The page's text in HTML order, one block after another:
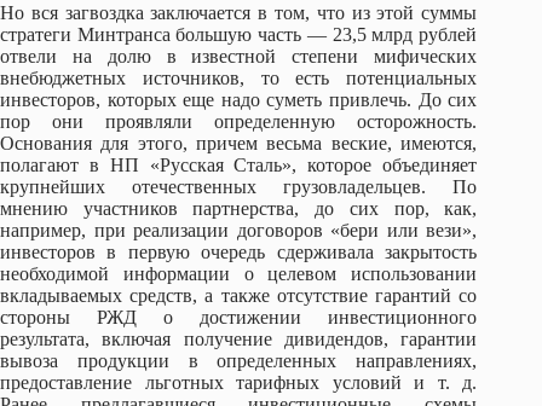
Но вся загвоздка заключается в том, что из этой суммы
стратеги Минтранса большую часть — 23,5 млрд рублей
отвели на долю в известной степени мифических
внебюджетных источников, то есть потенциальных
инвесторов, которых еще надо суметь привлечь. До сих
пор они проявляли определенную осторожность.
Основания для этого, причем весьма веские, имеются,
полагают в НП «Русская Сталь», которое объединяет
крупнейших отечественных грузовладельцев. По
мнению участников партнерства, до сих пор, как,
например, при реализации договоров «бери или вези»,
инвесторов в первую очередь сдерживала закрытость
необходимой информации о целевом использовании
вкладываемых средств, а также отсутствие гарантий со
стороны РЖД о достижении инвестиционного
результата, включая получение дивидендов, гарантии
вывоза продукции в определенных направлениях,
предоставление льготных тарифных условий и т. д.